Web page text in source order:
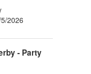
2026
- Party